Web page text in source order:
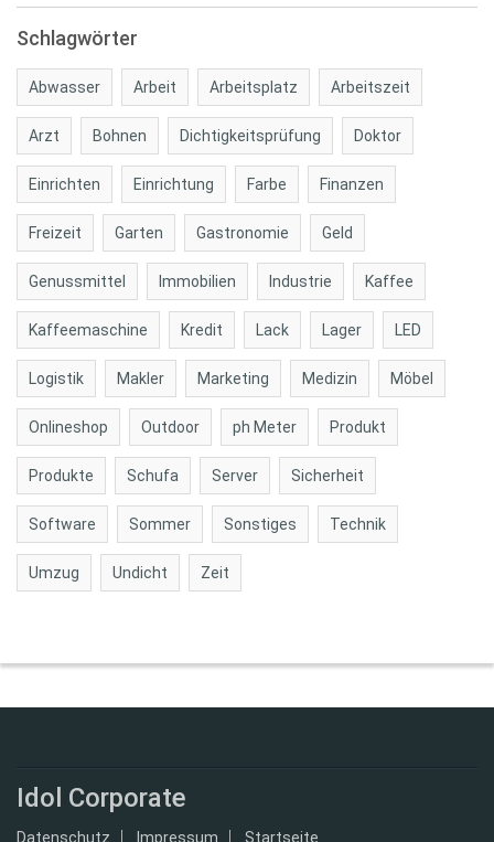
Schlagwörter
Abwasser Arbeit Arbeitsplatz Arbeitszeit
Arzt Bohnen Dichtigkeitsprüfung Doktor
Einrichten Einrichtung Farbe Finanzen
Freizeit Garten Gastronomie Geld
Genussmittel Immobilien Industrie Kaffee
Kaffeemaschine Kredit Lack Lager LED
Logistik Makler Marketing Medizin Möbel
Onlineshop Outdoor ph Meter Produkt
Produkte Schufa Server Sicherheit
Software Sommer Sonstiges Technik
Umzug Undicht Zeit
Idol Corporate
Datenschutz Impressum Startseite